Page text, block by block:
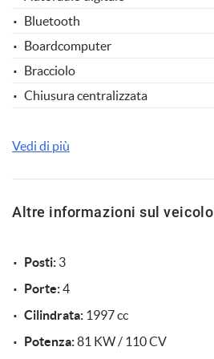
Bluetooth
Boardcomputer
Bracciolo
Chiusura centralizzata
Climatizzatore
ESP
Hill holder
Limitatore di velocità
Luci diurne
Luci diurne LED
Vedi di più
Altre informazioni sul veicolo
Posti: 3
Porte:4
Cilindrata: 1997 cc
Potenza:81 KW / 110 CV